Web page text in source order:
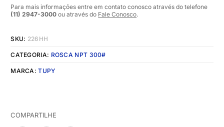
Para mais informações entre em contato conosco através do telefone
(11) 2947-3000 ou através do Fale Conosco.
SKU: 226HH
CATEGORIA: ROSCA NPT 300#
MARCA:TUPY
COMPARTILHE